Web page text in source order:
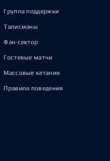
Группа поддержки
Талисманы
Фан-сектор
Гостевые матчи
Массовые катания
Правила поведения